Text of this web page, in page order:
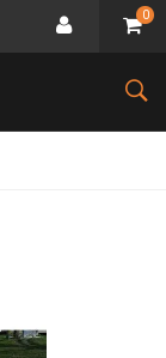
0